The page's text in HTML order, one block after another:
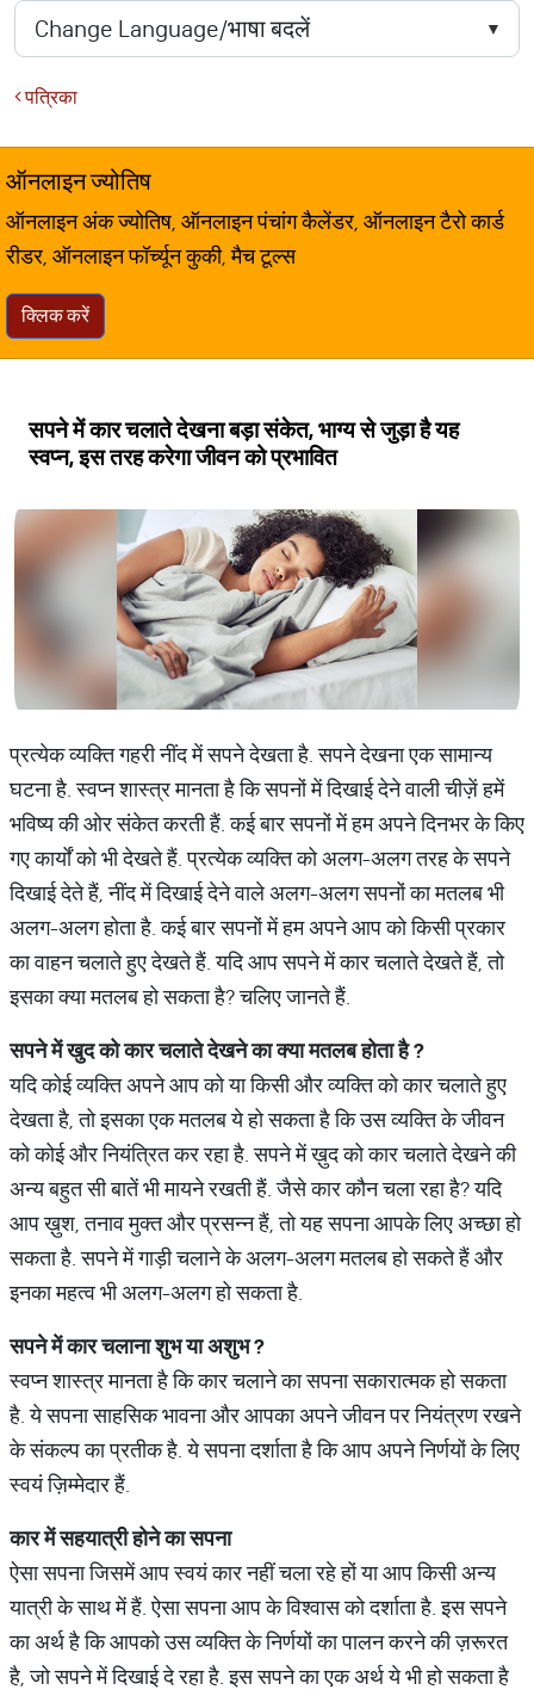
पत्रिका
ऑनलाइन ज्योतिष
ऑनलाइन अंक ज्योतिष, ऑनलाइन पंचांग कैलेंडर, ऑनलाइन टैरो कार्ड
रीडर, ऑनलाइन फॉर्च्यून कुकी, मैच टूल्स
क्लिक करें
सपने में कार चलाते देखना बड़ा संकेत, भाग्य से जुड़ा है यह
स्वप्न, इस तरह करेगा जीवन को प्रभावित
प्रत्येक व्यक्ति गहरी नींद में सपने देखता है. सपने देखना एक सामान्य
घटना है. स्वप्न शास्त्र मानता है कि सपनों में दिखाई देने वाली चीज़ें हमें
भविष्य की ओर संकेत करती हैं. कई बार सपनों में हम अपने दिनभर के किए
गए कार्यों को भी देखते हैं. प्रत्येक व्यक्ति को अलग-अलग तरह के सपने
दिखाई देते हैं, नींद में दिखाई देने वाले अलग-अलग सपनों का मतलब भी
अलग-अलग होता है. कई बार सपनों में हम अपने आप को किसी प्रकार
का वाहन चलाते हुए देखते हैं. यदि आप सपने में कार चलाते देखते हैं, तो
इसका क्या मतलब हो सकता है? चलिए जानते हैं.
सपनेमेंखुदकोकारचलातेदेखनेकाक्यामतलबहोताहै?
यदि कोई व्यक्ति अपने आप को या किसी और व्यक्ति को कार चलाते हुए
देखता है, तो इसका एक मतलब ये हो सकता है कि उस व्यक्ति के जीवन
को कोई और नियंत्रित कर रहा है. सपने में ख़ुद को कार चलाते देखने की
अन्य बहुत सी बातें भी मायने रखती हैं. जैसे कार कौन चला रहा है? यदि
आप ख़ुश, तनाव मुक्त और प्रसन्न हैं, तो यह सपना आपके लिए अच्छा हो
सकता है. सपने में गाड़ी चलाने के अलग-अलग मतलब हो सकते हैं और
इनका महत्व भी अलग-अलग हो सकता है.
सपनेमेंकारचलानाशुभयाअशुभ?
स्वप्न शास्त्र मानता है कि कार चलाने का सपना सकारात्मक हो सकता
है. ये सपना साहसिक भावना और आपका अपने जीवन पर नियंत्रण रखने
के संकल्प का प्रतीक है. ये सपना दर्शाता है कि आप अपने निर्णयों के लिए
स्वयं ज़िम्मेदार हैं.
कारमेंसहयात्रीहोनेकासपना
ऐसा सपना जिसमें आप स्वयं कार नहीं चला रहे हों या आप किसी अन्य
यात्री के साथ में हैं. ऐसा सपना आप के विश्वास को दर्शाता है. इस सपने
का अर्थ है कि आपको उस व्यक्ति के निर्णयों का पालन करने की ज़रूरत
है, जो सपने में दिखाई दे रहा है. इस सपने का एक अर्थ ये भी हो सकता है